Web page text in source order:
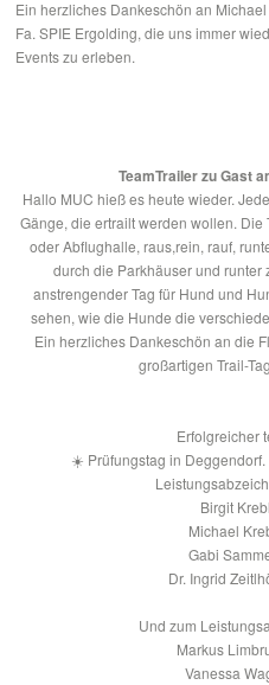
Ein herzliches Dankeschön an
Fa. SPIE Ergolding, die uns immer
Events zu erleben.
TeamTrailer zu Gast
Hallo MUC hieß es heute wieder.
Gänge, die ertrailt werden wollen.
oder Abflughalle, raus,rein, rauf,
durch die Parkhäuser und runter
anstrengender Tag für Hund und
sehen, wie die Hunde die
Ein herzliches Dankeschön an die
großartigen Trail-
Erfolgreicher
☀️ Prüfungstag in Deggendorf.
Birgit
Michael
Gabi
Dr. Ingrid
Und zum
Markus
Vanessa